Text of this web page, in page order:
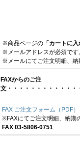
※商品ページの 「カートに入
※メールアドレスが必須です
※メールにてご注文明細、納
FAXからのご注
文・・・・・・・・・・・・
FAX ご注文フォーム（PDF）
※FAXにてご注文明細、納期
FAX 03-5806-0751